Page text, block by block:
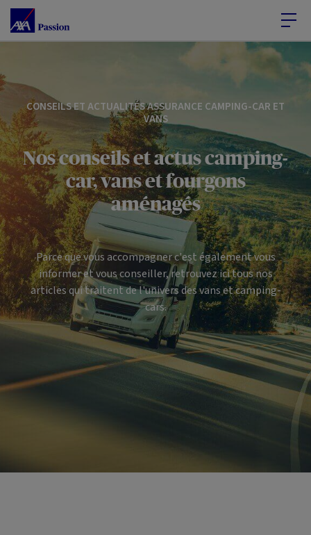
Accéder au Contenu
CONSEILS ET ACTUALITÉS ASSURANCE CAMPING-CAR ET
VANS
Nos conseils et actus camping-
car, vans et fourgons
aménagés
Parce que vous accompagner c'est également vous
informer et vous conseiller, retrouvez ici tous nos
articles qui traitent de l'univers des vans et camping-
cars.